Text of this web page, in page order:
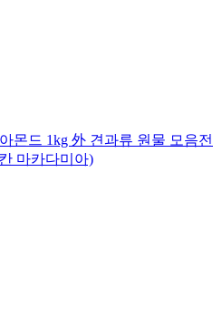
몬드 1kg 外 견과류 원물 모음전
마카다미아)